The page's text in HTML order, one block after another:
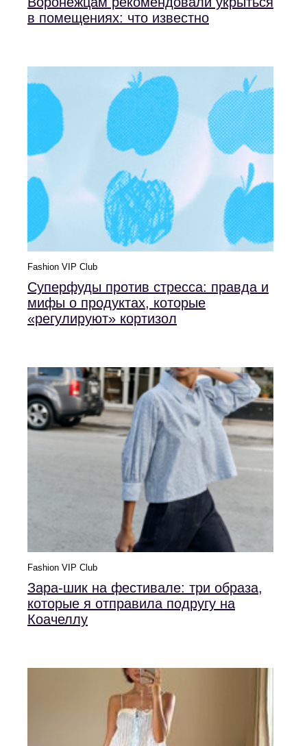
в помещениях: что известно
Fashion VIP Club
Суперфуды против стресса: правда и
мифы о продуктах, которые
«регулируют» кортизол
Fashion VIP Club
Зара-шик на фестивале: три образа,
которые я отправила подругу на
Коачеллу